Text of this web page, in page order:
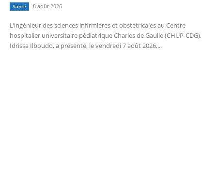
Santé 8 août 2026
L’ingénieur des sciences infirmières et obstétricales au Centre
hospitalier universitaire pédiatrique Charles de Gaulle (CHUP-CDG),
Idrissa Ilboudo, a présenté, le vendredi 7 août 2026,...